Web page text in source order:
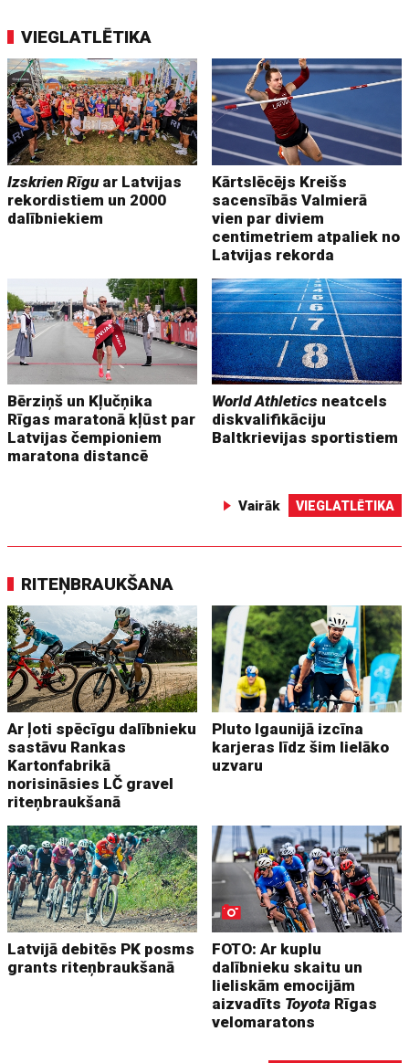
VIEGLATLĒTIKA
Izskrien Rīguar Latvijas
rekordistiem un 2000
dalībniekiem
Kārtslēcējs Kreišs
sacensībās Valmierā
vien par diviem
centimetriem atpaliek no
Latvijas rekorda
Bērziņš un Kļučņika
Rīgas maratonā kļūst par
Latvijas čempioniem
maratona distancē
World Athletics neatcels
diskvalifikāciju
Baltkrievijas sportistiem
Vairāk VIEGLATLĒTIKA
RITEŅBRAUKŠANA
Ar ļoti spēcīgu dalībnieku
sastāvu Rankas
Kartonfabrikā
norisināsies LČ gravel
riteņbraukšanā
Pluto Igaunijā izcīna
karjeras līdz šim lielāko
uzvaru
Latvijā debitēs PK posms
grants riteņbraukšanā
FOTO: Ar kuplu
dalībnieku skaitu un
lieliskām emocijām
aizvadīts Toyota Rīgas
velomaratons